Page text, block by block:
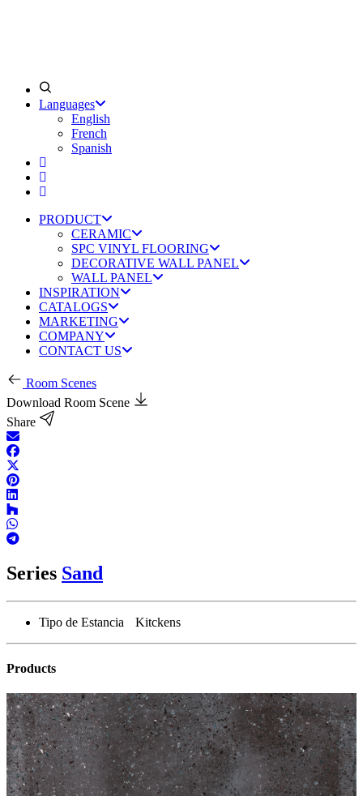
Languages
English
French
Spanish
PRODUCT
CERAMIC
SPC VINYL FLOORING
DECORATIVE WALL PANEL
WALL PANEL
INSPIRATION
CATALOGS
MARKETING
COMPANY
CONTACT US
Room Scenes
Download Room Scene
Share
Series Sand
Tipo de Estancia Kitckens
Products